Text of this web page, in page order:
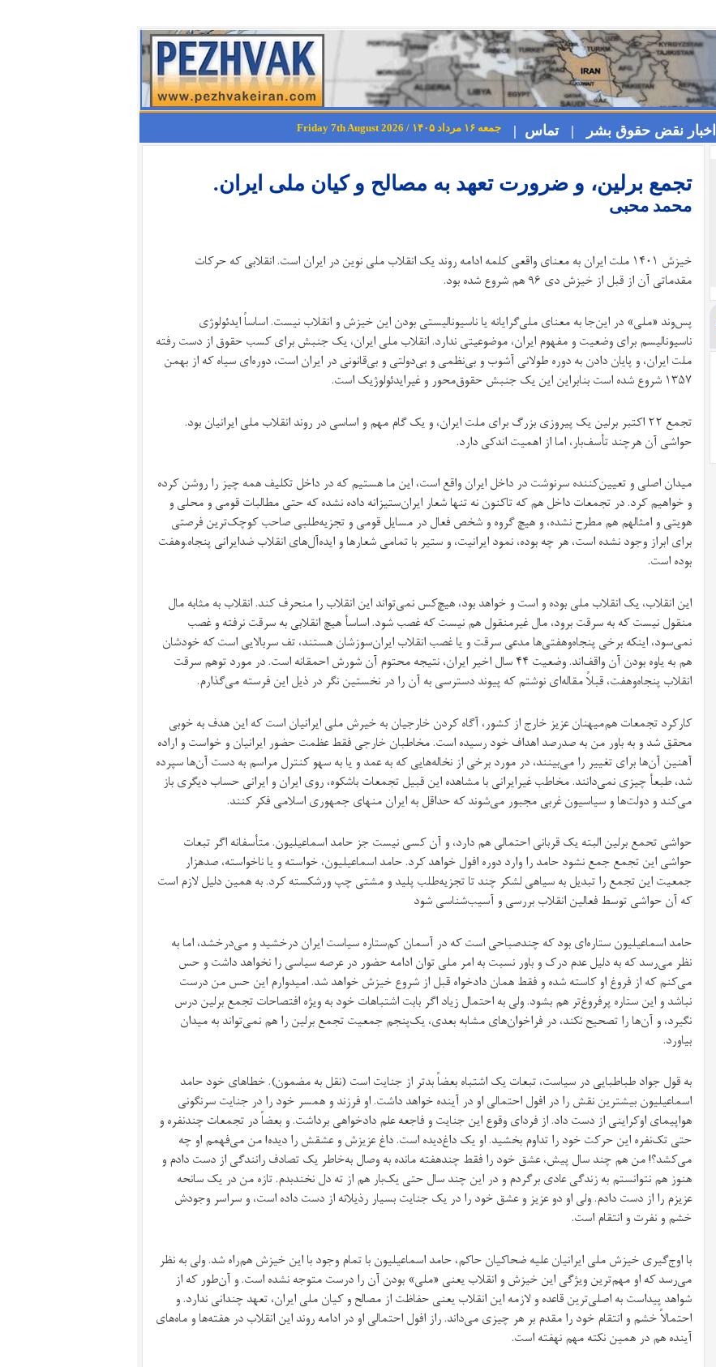
اخبار نقض حقوق بشر | تماس | جمعه ۱۶ مرداد ۱۴۰۵ / Friday 7th August 2026
تجمع برلین، و ضرورت تعهد به مصالح و کیان ملی ایران.
محمد محبی
خیزش ۱۴۰۱ ملت ایران به معنای واقعی کلمه ادامه روند یک انقلاب ملی نوین در ایران است. انقلابی که حرکات
مقدماتی آن از قبل از خیزش دی ۹۶ هم شروع شده بود.
پس‌وند «ملی» در این‌جا به معنای ملی‌گرایانه یا ناسیونالیستی بودن این خیزش و انقلاب نیست. اساساً ایدئولوژی
ناسیونالیسم برای وضعیت و مفهوم ایران، موضوعیتی ندارد. انقلاب ملی ایران، یک جنبش برای کسب حقوق از دست رفته
ملت ایران، و پایان دادن به دوره طولانی آشوب و بی‌نظمی و بی‌دولتی و بی‌قانونی در ایران است، دوره‌ای سیاه که از بهمن
۱۳۵۷ شروع شده است بنابراین این یک جنبش حقوق‌محور و غیرایدئولوژیک است.
تجمع ۲۲ اکتبر برلین یک پیروزی بزرگ برای ملت ایران، و یک گام مهم و اساسی در روند انقلاب ملی ایرانیان بود.
حواشی آن هرچند تأسف‌بار، اما از اهمیت اندکی دارد.
میدان اصلی و تعیین‌کننده سرنوشت در داخل ایران واقع است، این ما هستیم که در داخل تکلیف همه چیز را روشن کرده
و خواهیم کرد. در تجمعات داخل هم که تاکنون نه تنها شعار ایران‌ستیزانه داده نشده که حتی مطالبات قومی و محلی و
هویتی و امثالهم هم مطرح نشده، و هیچ گروه و شخص فعال در مسایل قومی و تجزیه‌طلبی صاحب کوچک‌ترین فرصتی
برای ابراز وجود نشده است، هر چه بوده، نمود ایرانیت، و ستیر با تمامی شعارها و ایده‌آل‌های انقلاب ضدایرانی پنجاه.وهفت
بوده است.
این انقلاب، یک انقلاب ملی بوده و است و خواهد بود، هیچ‌کس نمی‌تواند این انقلاب را منحرف کند. انقلاب به مثابه مال
منقول نیست که به سرقت برود، مال غیرمنقول هم نیست که غصب شود. اساسأ هیچ انقلابی به سرقت نرفته و غصب
نمی‌سود، اینکه برخی پنجاه‌وهفتی‌ها مدعی سرقت و یا غصب انقلاب ایران‌سوزشان هستند، تف سربالایی است که خودشان
هم به یاوه بودن آن واقف‌اند. وضعیت ۴۴ سال اخیر ایران، نتیجه محتوم آن شورش احمقانه است. در مورد توهم سرقت
انقلاب پنجاه‌وهفت، قبلاً مقاله‌ای نوشتم که پیوند دسترسی به آن را در نخستین نگر در ذیل این فرسته می‌گذارم.
کارکرد تجمعات هم‌میهنان عزیز خارج از کشور، آگاه کردن خارجیان به خیرش ملی ایرانیان است که این هدف به خوبی
محقق شد و به باور من به صدرصد اهداف خود رسیده است. مخاطبان خارجی فقط عظمت حضور ایرانیان و خواست و اراده
آهنین آن‌ها برای تغییر را می‌بینند، در مورد برخی از نخاله‌هایی که به عمد و یا به سهو کنترل مراسم به دست آن‌ها سپرده
شد، طبعأ چیزی نمی‌دانند. مخاطب غیرایرانی با مشاهده این قبیل تجمعات باشکوه، روی ایران و ایرانی حساب دیگری باز
می‌کند و دولت‌ها و سیاسیون غربی مجبور می‌شوند که حداقل به ایران منهای جمهوری اسلامی فکر کنند.
حواشی تحمع برلین البته یک قربانی احتمالی هم دارد، و آن کسی نیست جز حامد اسماعیلیون. متأسفانه اگر تبعات
حواشی این تجمع جمع نشود حامد را وارد دوره افول خواهد کرد. حامد اسماعیلیون، خواسته و یا ناخواسته، صدهزار
جمعیت این تجمع را تبدیل به سیاهی لشکر چند تا تجزیه‌طلب پلید و مشتی چپ ورشکسته کرد. به همین دلیل لازم است
که آن حواشی توسط فعالین انقلاب بررسی و آسیب‌شناسی شود
حامد اسماعیلیون ستاره‌ای بود که چندصباحی است که در آسمان کم‌ستاره سیاست ایران درخشید و می‌درخشد، اما به
نظر می‌رسد که به دلیل عدم درک و باور نسبت به امر ملی توان ادامه حضور در عرصه سیاسی را نخواهد داشت و حس
می‌کنم که از فروغ او کاسته شده و فقط همان دادخواه قبل از شروع خیزش خواهد شد. امیدوارم این حس من درست
نباشد و این ستاره پرفروغ‌تر هم بشود. ولی به احتمال زیاد اگر بابت اشتباهات خود به ویژه افتصاحات تجمع برلین درس
نگیرد، و آن‌ها را تصحیح نکند، در فراخوان‌های مشابه بعدی، یک‌پنجم جمعیت تجمع برلین را هم نمی‌تواند به میدان
بیاورد.
به قول جواد طباطبایی در سیاست، تبعات یک اشتباه بعضاً بدتر از جنایت است (نقل به مضمون). خطاهای خود حامد
اسماعیلیون بیشترین نقش را در افول احتمالی او در آینده خواهد داشت. او فرزند و همسر خود را در جنایت سرنگونی
هواپیمای اوکراینی از دست داد. از فردای وقوع این جنایت و فاجعه علم دادخواهی برداشت. و بعضاً در تجمعات چندنفره و
حتی تک‌نفره این حرکت خود را تداوم بخشید. او یک داغ‌دیده است. داغ عزیزش و عشقش را دیده! من می‌فهمم او چه
می‌کشد؟! من هم چند سال پیش، عشق خود را فقط چندهفته مانده به وصال به‌خاطر یک تصادف رانندگی از دست دادم و
هنوز هم نتوانستم به زندگی عادی برگردم و در این چند سال حتی یک‌بار هم از ته دل نخندبدم. تازه من در یک سانحه
عزیزم را از دست دادم. ولی او دو عزیز و عشق خود را در یک جنایت بسیار رذیلانه از دست داده است، و سراسر وجودش
خشم و نفرت و انتقام است.
با اوج‌گیری خیزش ملی ایرانیان علیه ضحاکیان حاکم، حامد اسماعیلیون با تمام وجود با این خیزش هم‌راه شد. ولی به نظر
می‌رسد که او مهم‌ترین ویژگی این خیزش و انقلاب یعنی «ملی» بودن آن را درست متوجه نشده است. و آن‌طور که از
شواهد پیداست به اصلی‌ترین قاعده و لازمه این انقلاب یعنی حفاظت از مصالح و کیان ملی ایران، تعهد چندانی ندارد. و
احتمالاً خشم و انتقام خود را مقدم بر هر چیزی می‌داند. راز افول احتمالی او در ادامه روند این انقلاب در هفته‌ها و ماه‌های
آینده هم در همین نکته مهم نهفته است.